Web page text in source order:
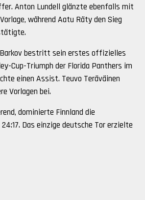
Anton Lundell glänzte ebenfalls mit
während Aatu Räty den Sieg
bestritt sein erstes offizielles
Cup-Triumph der Florida Panthers im
einen Assist. Teuvo Teräväinen
Vorlagen bei.
dominierte Finnland die
Das einzige deutsche Tor erzielte